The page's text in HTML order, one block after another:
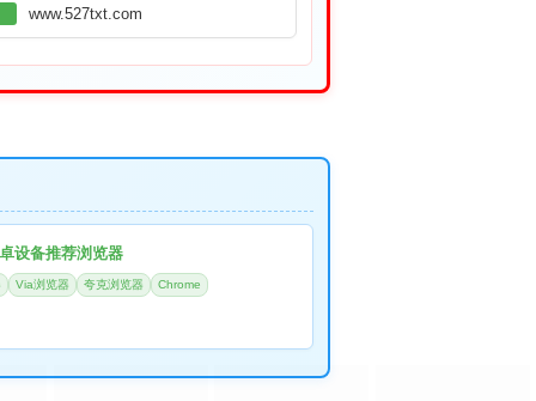
www.527txt.com
设备推荐浏览器
Via浏览器 夸克浏览器 Chrome